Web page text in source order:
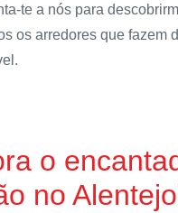
te a nós para
os arredores que fazem
o
no